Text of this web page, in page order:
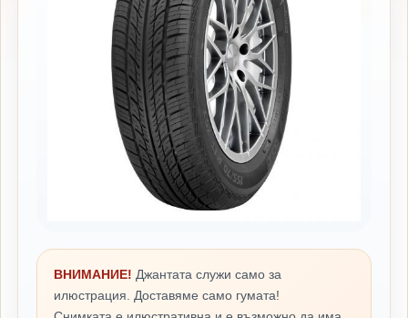
ВНИМАНИЕ! Джантата служи само за
илюстрация. Доставяме само гумата!